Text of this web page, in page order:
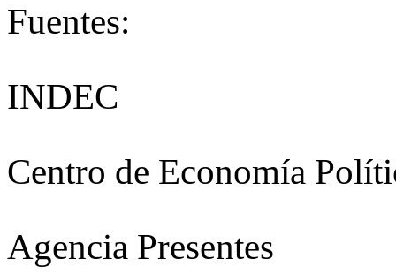
Fuentes:
INDEC
Centro de Economía
Agencia Presentes